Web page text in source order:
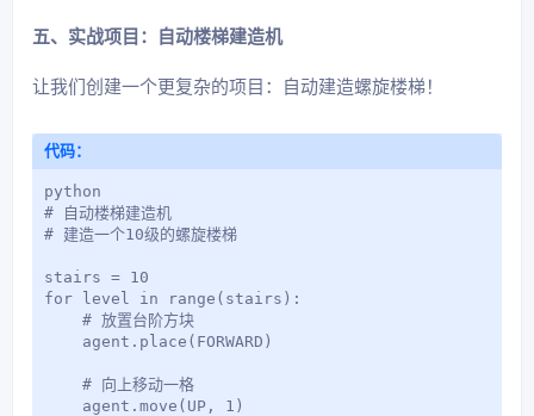
五、实战项目：自动楼梯建造机
让我们创建一个更复杂的项目：自动建造螺旋楼梯！
代码：
python
# 自动楼梯建造机
# 建造一个10级的螺旋楼梯
stairs = 10
for level in range(stairs):
    # 放置台阶方块
    agent.place(FORWARD)
    # 向上移动一格
    agent.move(UP, 1)